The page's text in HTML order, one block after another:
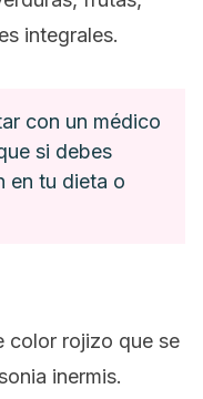
integrales.
con un médico
si debes
en tu dieta o
color rojizo que se
inermis.